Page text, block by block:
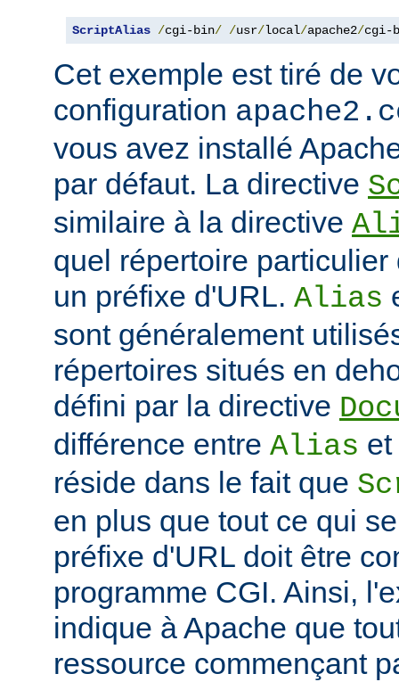
ScriptAlias /cgi-bin/ /usr/local/apache2/cgi-
Cet exemple est tiré de
configuration
vous avez installé
par défaut. La directive
similaire à la directive
quel répertoire
un préfixe d'URL. Alias
sont généralement
répertoires situés en
défini par la directive
différence entre Alias et
réside dans le fait que
en plus que tout ce qui
préfixe d'URL doit être
programme CGI. Ainsi,
indique à Apache que
ressource commençant